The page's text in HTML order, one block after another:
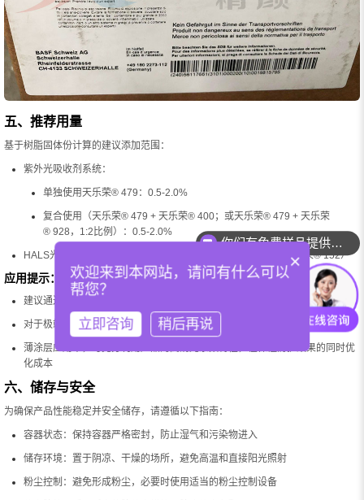
五、推荐用量
基于树脂固体份计算的建议添加范围：
紫外光吸收剂系统：
单独使用天乐荣® 479：0.5-2.0%
复合使用（天乐荣® 479 + 天乐荣® 400；或天乐荣® 479 + 天乐荣
® 928，1:2比例）：0.5-2.0%
HALS光稳定剂：0.5-2.0%（天乐荣® 123 或天乐荣® 292 或天乐荣® 152）
应用提示：
建议通过实验室测试确定最佳用量，考虑具体应用环境、涂层厚度和性能要求
对于极端气候条件或长期耐候性要求的应用，可考虑使用上限添加量
薄涂层应用中，可充分利用产品的高消光系数特性，在保证防护效果的同时优
化成本
六、储存与安全
为确保产品性能稳定并安全储存，请遵循以下指南：
容器状态：保持容器严格密封，防止湿气和污染物进入
储存环境：置于阴凉、干燥的场所，避免高温和直接阳光照射
粉尘控制：避免形成粉尘，必要时使用适当的粉尘控制设备
你们可以提供配色服务吗？
×
欢迎来到本网站，请问有什么可以
帮您？
立即咨询 稍后再说